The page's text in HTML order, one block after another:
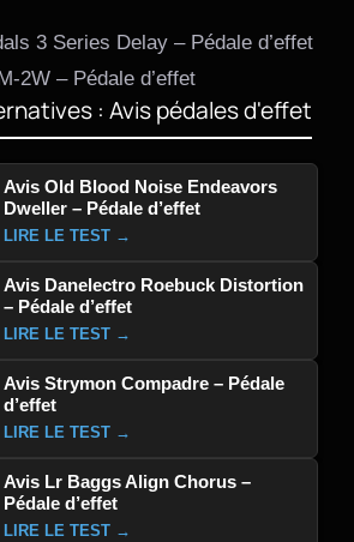
3 Series Delay – Pédale d’effet
2W – Pédale d’effet
: Avis pédales d'effet
Avis Old Blood Noise Endeavors
Dweller – Pédale d’effet
LIRE LE TEST →
Avis Danelectro Roebuck Distortion
– Pédale d’effet
LIRE LE TEST →
Avis Strymon Compadre – Pédale
d’effet
LIRE LE TEST →
Avis Lr Baggs Align Chorus –
Pédale d’effet
LIRE LE TEST →